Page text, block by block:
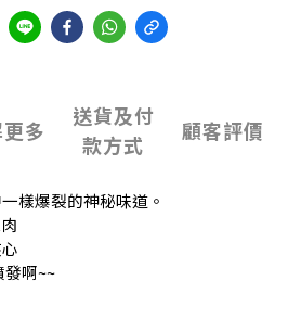
多
送貨及付
款方式
顧客評價
樣爆裂的神秘味道。
啊~~